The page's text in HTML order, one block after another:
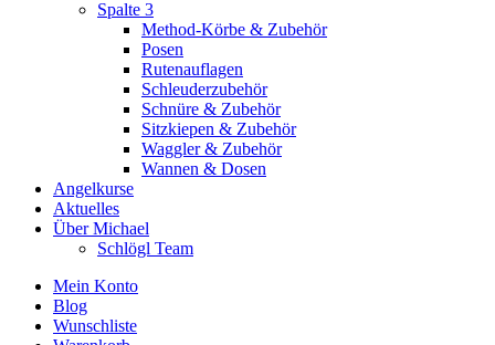
Spalte 3
Method-Körbe & Zubehör
Posen
Rutenauflagen
Schleuderzubehör
Schnüre & Zubehör
Sitzkiepen & Zubehör
Waggler & Zubehör
Wannen & Dosen
Angelkurse
Aktuelles
Über Michael
Schlögl Team
Mein Konto
Blog
Wunschliste